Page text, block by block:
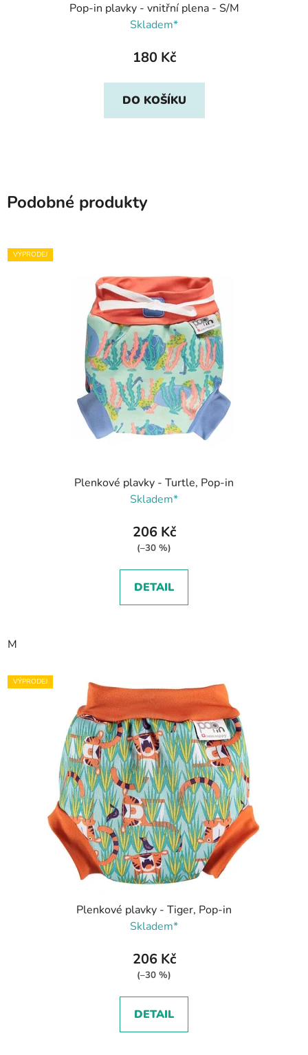
Pop-in plavky - vnitřní plena - S/M
Skladem*
180 Kč
DO KOŠÍKU
Podobné produkty
VÝPRODEJ
Plenkové plavky - Turtle, Pop-in
Skladem*
206 Kč
(–30 %)
DETAIL
M
VÝPRODEJ
Plenkové plavky - Tiger, Pop-in
Skladem*
206 Kč
(–30 %)
DETAIL